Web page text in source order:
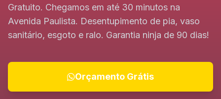
Gratuito. Chegamos em até 30 minutos na
Avenida Paulista. Desentupimento de pia, vaso
sanitário, esgoto e ralo. Garantia ninja de 90 dias!
Orçamento Grátis